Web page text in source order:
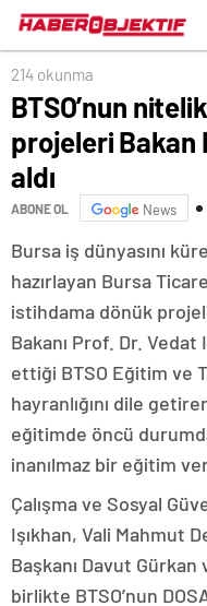
214 okunma
BTSO’nun
projeleri Bakan
aldı
ABONE OL News
Bursa iş dünyasını
hazırlayan Bursa
istihdama dönük
Bakanı Prof. Dr. Vedat
ettiği BTSO Eğitim ve
hayranlığını dile
eğitimde öncü
inanılmaz bir eğitim
Çalışma ve Sosyal
Işıkhan, Vali Mahmut
Başkanı Davut
birlikte BTSO’nun